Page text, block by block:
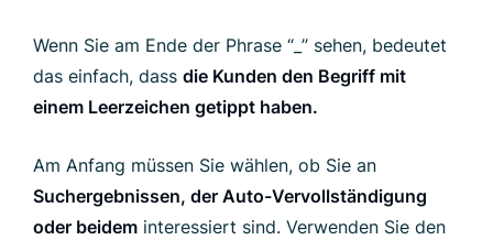
Wenn Sie am Ende der Phrase “_” sehen, bedeutet
das einfach, dass die Kunden den Begriff mit
einem Leerzeichen getippt haben.
Am Anfang müssen Sie wählen, ob Sie an
Suchergebnissen, der Auto-Vervollständigung
oder beidem interessiert sind. Verwenden Sie den